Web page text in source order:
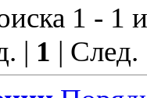
1 - 1
| 1 |